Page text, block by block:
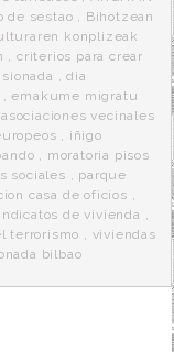
de sestao , Bihotzean
konplizeak
,criterios para crear
,dia
,emakume migratu
vecinales
, iñigo
, moratoria pisos
sociales , parque
casa de oficios ,
de vivienda ,
terrorismo , viviendas
bilbao